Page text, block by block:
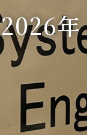
2026年